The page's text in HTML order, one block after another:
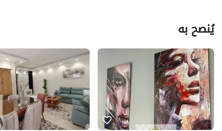
يُنصح به